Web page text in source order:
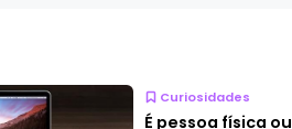
Curiosidades
É pessoa física ou